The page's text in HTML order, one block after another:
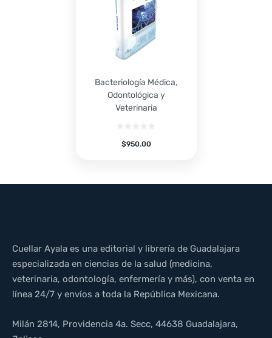
Bacteriología Médica,
Odontológica y
Veterinaria
$950.00
Cuellar Ayala es una editorial y librería de Guadalajara
especializada en ciencias de la salud (medicina,
veterinaria, odontología, enfermería y más), con venta en
línea 24/7 y envíos a toda la República Mexicana.
Milán 2814, Providencia 4a. Secc, 44638 Guadalajara,